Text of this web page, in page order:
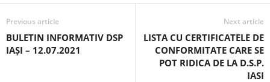
Previous article
BULETIN INFORMATIV DSP
IAȘI – 12.07.2021
Next article
LISTA CU CERTIFICATELE DE
CONFORMITATE CARE SE
POT RIDICA DE LA D.S.P.
IASI